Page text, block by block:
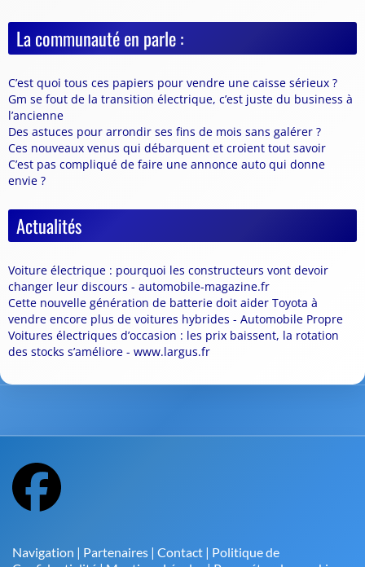
La communauté en parle :
C’est quoi tous ces papiers pour vendre une caisse sérieux ?
Gm se fout de la transition électrique, c’est juste du business à
l’ancienne
Des astuces pour arrondir ses fins de mois sans galérer ?
Ces nouveaux venus qui débarquent et croient tout savoir
C’est pas compliqué de faire une annonce auto qui donne
envie ?
Actualités
Voiture électrique : pourquoi les constructeurs vont devoir
changer leur discours - automobile-magazine.fr
Cette nouvelle génération de batterie doit aider Toyota à
vendre encore plus de voitures hybrides - Automobile Propre
Voitures électriques d’occasion : les prix baissent, la rotation
des stocks s’améliore - www.largus.fr
Navigation | Partenaires | Contact | Politique de